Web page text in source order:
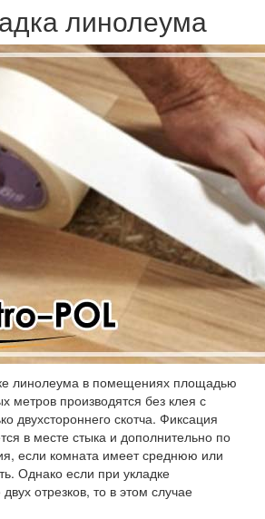
линолеума
линолеума в помещениях площадью
метров производятся без клея с
двухстороннего скотча. Фиксация
в месте стыка и дополнительно по
если комната имеет среднюю или
Однако если при укладке
отрезков, то в этом случае